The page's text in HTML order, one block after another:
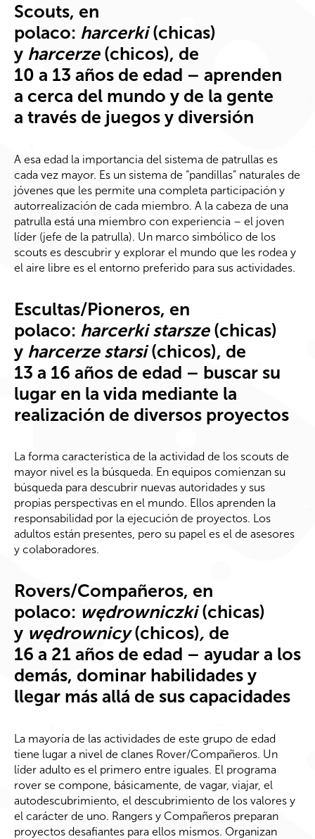
Scouts, en
polaco: harcerki(chicas)
y harcerze(chicos), de
10 a 13 años de edad – aprenden
a cerca del mundo y de la gente
a través de juegos y diversión
A esa edad la importancia del sistema de patrullas es
cada vez mayor. Es un sistema de “pandillas” naturales de
jóvenes que les permite una completa participación y
autorrealización de cada miembro. A la cabeza de una
patrulla está una miembro con experiencia – el joven
líder (jefe de la patrulla). Un marco simbólico de los
scouts es descubrir y explorar el mundo que les rodea y
el aire libre es el entorno preferido para sus actividades.
Escultas/Pioneros, en
polaco: harcerki starsze(chicas)
y harcerze starsi(chicos), de
13 a 16 años de edad – buscar su
lugar en la vida mediante la
realización de diversos proyectos
La forma característica de la actividad de los scouts de
mayor nivel es la búsqueda. En equipos comienzan su
búsqueda para descubrir nuevas autoridades y sus
propias perspectivas en el mundo. Ellos aprenden la
responsabilidad por la ejecución de proyectos. Los
adultos están presentes, pero su papel es el de asesores
y colaboradores.
Rovers/Compañeros, en
polaco: wędrowniczki(chicas)
y wędrownicy(chicos), de
16 a 21 años de edad – ayudar a los
demás, dominar habilidades y
llegar más allá de sus capacidades
La mayoría de las actividades de este grupo de edad
tiene lugar a nivel de clanes Rover/Compañeros. Un
líder adulto es el primero entre iguales. El programa
rover se compone, básicamente, de vagar, viajar, el
autodescubrimiento, el descubrimiento de los valores y
el carácter de uno. Rangers y Compañeros preparan
proyectos desafiantes para ellos mismos. Organizan